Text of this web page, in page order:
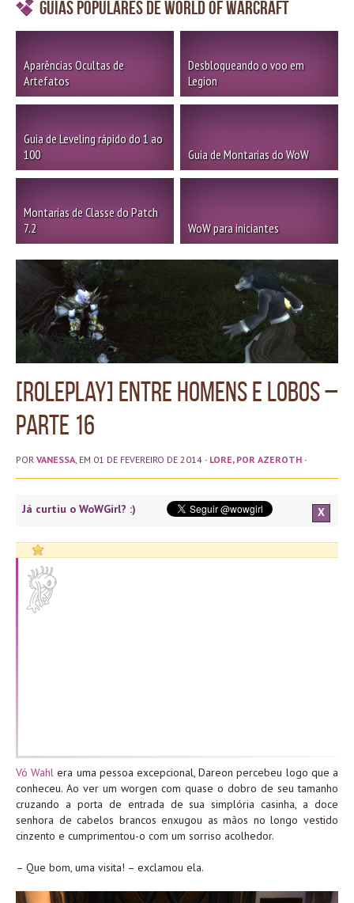
Guias Populares de World of Warcraft
Aparências Ocultas de
Artefatos
Desbloqueando o voo em
Legion
Guia de Leveling rápido do 1 ao
100
Guia de Montarias do WoW
Montarias de Classe do Patch
7.2
WoW para iniciantes
[Roleplay] Entre Homens e Lobos –
parte 16
POR VANESSA , EM 01 DE FEVEREIRO DE 2014 · LORE, POR AZEROTH ·
Já curtiu o WoWGirl? :) X
Vó Wahl era uma pessoa excepcional, Dareon percebeu logo que a
conheceu. Ao ver um worgen com quase o dobro de seu tamanho
cruzando a porta de entrada de sua simplória casinha, a doce
senhora de cabelos brancos enxugou as mãos no longo vestido
cinzento e cumprimentou-o com um sorriso acolhedor.
– Que bom, uma visita! – exclamou ela.